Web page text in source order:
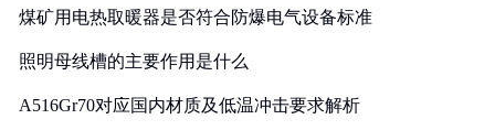
煤矿用电热取暖器是否符合防爆电气设备标准
照明母线槽的主要作用是什么
A516Gr70对应国内材质及低温冲击要求解析